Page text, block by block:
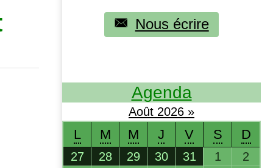
Nous écrire
Agenda
Août 2026 »
L M M J V S D
27 28 29 30 31 1
2